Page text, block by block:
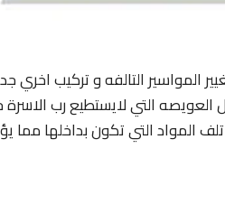
المواسير التالفه و تركيب اخري
العويصه التي لايستطيع رب
المواد التي تكون بداخلها